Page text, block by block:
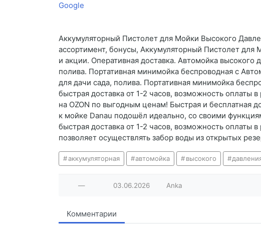
Google
Аккумуляторный Пистолет для Мойки Высокого
ассортимент, бонусы, Аккумуляторный Пистолет
и акции. Оперативная доставка. Автомойка высокого
полива. Портативная минимойка беспроводная с
для дачи сада, полива. Портативная минимойка
быстрая доставка от 1-2 часов, возможность оплаты
на OZON по выгодным ценам! Быстрая и бесплатная
к мойке Danau подошёл идеально, со своими
быстрая доставка от 1-2 часов, возможность
позволяет осуществлять забор воды из открытых
аккумуляторная автомойка высокого
— 03.06.2026 Anka
Комментарии